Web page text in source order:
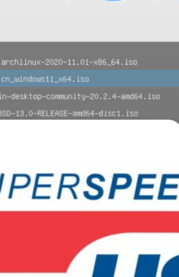
มถึงสามารถสร้างเครื่องมือบูต Hiren,
ยกตัวอย่างเช่น Rufus แต่มีข้อจำกัดคือ เรา
ต่อ 1 OS เท่านั้น แม้เราจะมี
ามจุเยอะมากก็ตาม แต่ด้วย Ventoy จะ
ลงใน Flashdrive ได้โดยตรง แล้วเลือก
IMG ได้เลย ซึ่งใส่ได้หลายไฟล์ ทำให้เรา
ดสอบใช้งานจริงพบว่าใช้งานได้ง่ายและมีข้อ
น จึงขอแนะนำการใช้งานโปรแกรม
days ago
ให้เข้าใจง่ายโดยระบุ
กำลังไฟไปเลย!
USB ที่ใช้เรียก USB3 (รวมถึง USB4)
จาก USB Implementers Forum (USB-
มาตรฐานใหม่ในการระบุชื่อความเร็ว USB
น